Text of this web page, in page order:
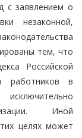
с заявлением о
незаконной,
тем, что
Российской
работников в
Иной
целях может